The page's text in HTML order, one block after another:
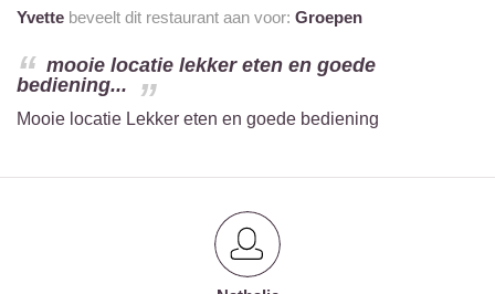
Yvette beveelt dit restaurant aan voor: Groepen
mooie locatie lekker eten en goede
bediening...
Mooie locatie Lekker eten en goede bediening